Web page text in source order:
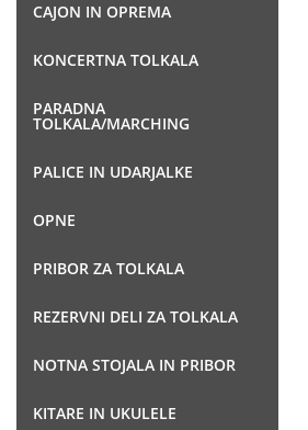
CAJON IN OPREMA
KONCERTNA TOLKALA
PARADNA
TOLKALA/MARCHING
PALICE IN UDARJALKE
OPNE
PRIBOR ZA TOLKALA
REZERVNI DELI ZA TOLKALA
NOTNA STOJALA IN PRIBOR
KITARE IN UKULELE